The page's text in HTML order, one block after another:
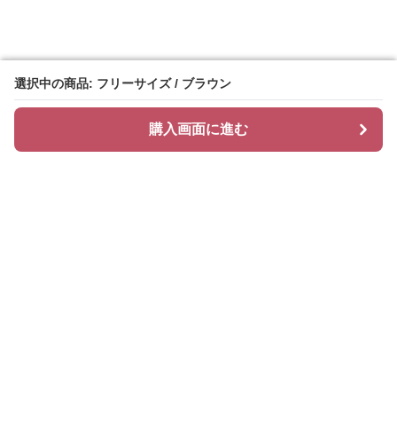
選択中の商品: フリーサイズ / ブラウン
購入画面に進む
選択中の商品: フリーサイズ / ブラウン
購入画面に進む